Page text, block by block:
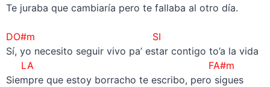
Te juraba que cambiaría pero te fallaba al otro día.
DO#m SI
Sí, yo necesito seguir vivo pa’ estar contigo to’a la vida
LA FA#m
Siempre que estoy borracho te escribo, pero sigues